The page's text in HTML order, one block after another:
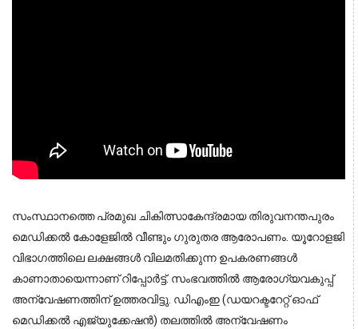
സംസ്ഥാനത്തെ പ്രമുഖ ചികിത്സാകേന്ദ്രമായ തിരുവനന്തപുരം
മെഡിക്കൽ കോളേജിൽ വീണ്ടും ഗുരുതര ആരോപണം. യൂറോളജി
വിഭാഗത്തിലെ ലക്ഷങ്ങൾ വിലമതിക്കുന്ന ഉപകരണങ്ങൾ
കാണാതായെന്നാണ് റിപ്പോർട്ട്. സംഭവത്തിൽ ആരോഗ്യവകുപ്പ്
അന്വേഷണത്തിന് ഉത്തരവിട്ടു. ഡിഎംഇ (ഡയറക്ടറേറ്റ് ഓഫ്
മെഡിക്കൽ എജ്യുക്കേഷൻ) തലത്തിൽ അന്വേഷണം